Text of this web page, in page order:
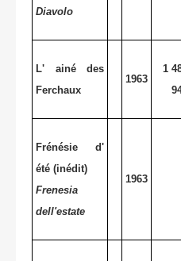
Diavolo
L' ainé des
Ferchaux
1963
1
Frénésie d'
été (inédit)
Frenesia
dell'estate
1963